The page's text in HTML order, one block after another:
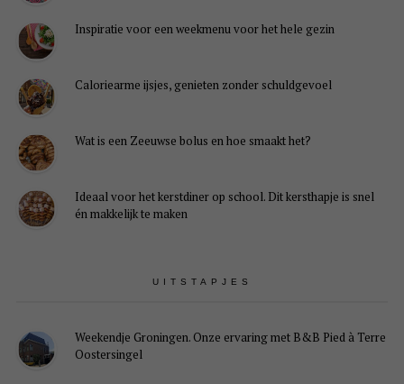
Inspiratie voor een weekmenu voor het hele gezin
Caloriearme ijsjes, genieten zonder schuldgevoel
Wat is een Zeeuwse bolus en hoe smaakt het?
Ideaal voor het kerstdiner op school. Dit kersthapje is snel
én makkelijk te maken
UITSTAPJES
Weekendje Groningen. Onze ervaring met B&B Pied à Terre
Oostersingel